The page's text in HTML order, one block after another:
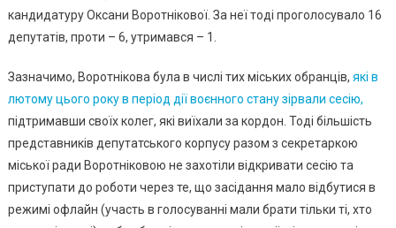
кандидатуру Оксани Воротнікової. За неї тоді проголосувало 16
депутатів, проти – 6, утримався – 1.
Зазначимо, Воротнікова була в числі тих міських обранців, які в
лютому цього року в період дії воєнного стану зірвали сесію,
підтримавши своїх колег, які виїхали за кордон. Тоді більшість
представників депутатського корпусу разом з секретаркою
міської ради Воротніковою не захотіли відкривати сесію та
приступати до роботи через те, що засідання мало відбутися в
режимі офлайн (участь в голосуванні мали брати тільки ті, хто